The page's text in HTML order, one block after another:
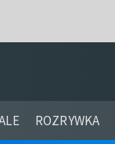
ROZRYWKA